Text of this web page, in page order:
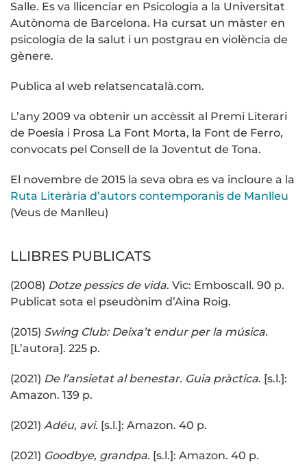
Salle. Es va llicenciar en Psicologia a la Universitat
Autònoma de Barcelona. Ha cursat un màster en
psicologia de la salut i un postgrau en violència de
gènere.
Publica al web relatsencatalà.com.
L’any 2009 va obtenir un accèssit al Premi Literari
de Poesia i Prosa La Font Morta, la Font de Ferro,
convocats pel Consell de la Joventut de Tona.
El novembre de 2015 la seva obra es va incloure a la
Ruta Literària d’autors contemporanis de Manlleu
(Veus de Manlleu)
LLIBRES PUBLICATS
(2008) Dotze pessics de vida. Vic: Emboscall. 90 p.
Publicat sota el pseudònim d’Aina Roig.
(2015) Swing Club: Deixa’t endur per la música.
[L’autora]. 225 p.
(2021) De l’ansietat al benestar. Guia pràctica. [s.l.]:
Amazon. 139 p.
(2021) Adéu, avi. [s.l.]: Amazon. 40 p.
(2021) Goodbye, grandpa. [s.l.]: Amazon. 40 p.